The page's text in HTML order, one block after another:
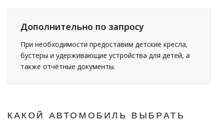
Дополнительно по запросу
При необходимости предоставим детские кресла,
бустеры и удерживающие устройства для детей, а
также отчётные документы.
КАКОЙ АВТОМОБИЛЬ ВЫБРАТЬ